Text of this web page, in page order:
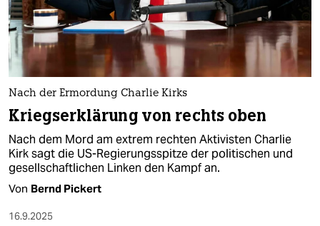
Nach der Ermordung Charlie Kirks
Kriegserklärung von rechts oben
Nach dem Mord am extrem rechten Aktivisten Charlie
Kirk sagt die US-Regierungsspitze der politischen und
gesellschaftlichen Linken den Kampf an.
Von Bernd Pickert
16.9.2025